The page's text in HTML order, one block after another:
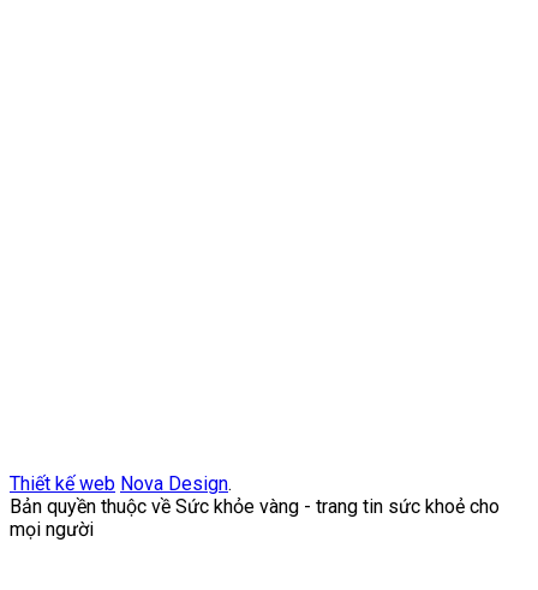
Thiết kế web Nova Design.
Bản quyền thuộc về Sức khỏe vàng - trang tin sức khoẻ cho
mọi người